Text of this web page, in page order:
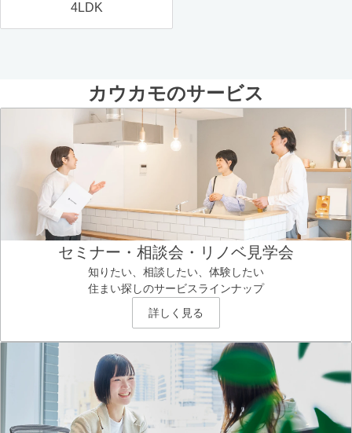
4LDK
カウカモのサービス
セミナー・相談会・リノベ見学会
知りたい、相談したい、体験したい
住まい探しのサービスラインナップ
詳しく見る